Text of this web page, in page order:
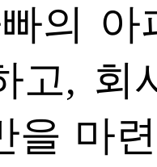
의
고, 회
을 마